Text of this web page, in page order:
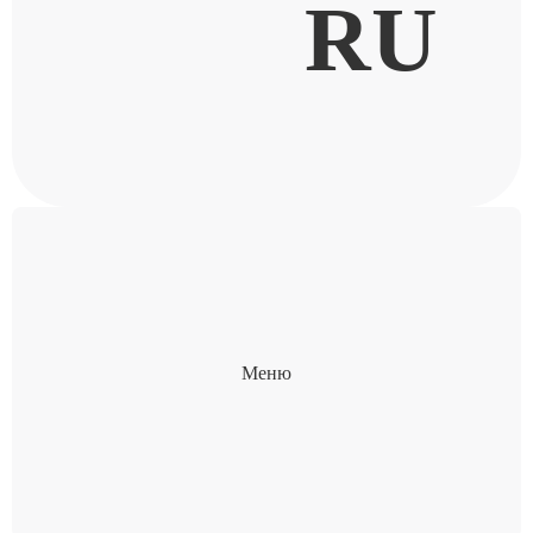
RU
Меню